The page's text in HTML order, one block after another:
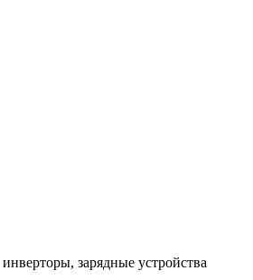
зарядные устройства